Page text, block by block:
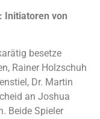
Initiatoren von
besetze
Rainer Holzschuh
Dr. Martin
an Joshua
Beide Spieler